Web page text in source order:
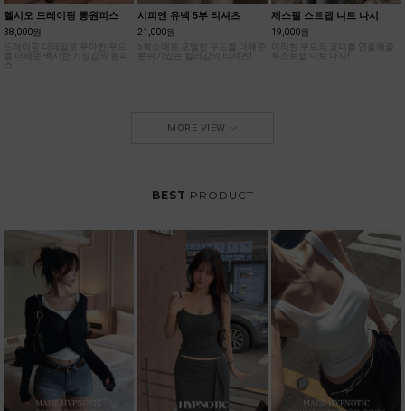
헬시오 드레이핑 롱원피스
38,000원
스!
시피엔 유넥 5부 티셔츠
21,000원
5북소매로 포멀한 무드를 더해준
분위기있는 컬러감의 티셔츠!
제스필 스트랩 니트 나시
19,000원
투스트랩 니트 나시!
MORE VIEW
BEST PRODUCT